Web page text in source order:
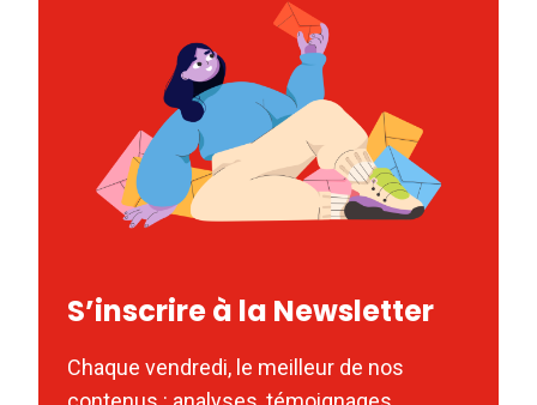
S’inscrire à la Newsletter
Chaque vendredi, le meilleur de nos